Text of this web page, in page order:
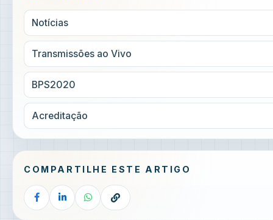
Notícias
Transmissões ao Vivo
BPS2020
Acreditação
COMPARTILHE ESTE ARTIGO